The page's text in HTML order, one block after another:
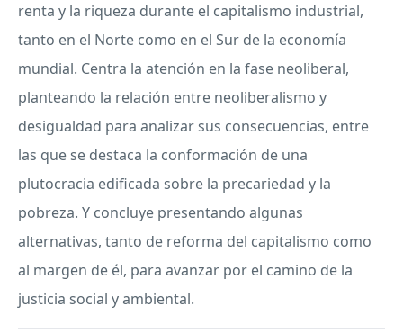
renta y la riqueza durante el capitalismo industrial,
tanto en el Norte como en el Sur de la economía
mundial. Centra la atención en la fase neoliberal,
planteando la relación entre neoliberalismo y
desigualdad para analizar sus consecuencias, entre
las que se destaca la conformación de una
plutocracia edificada sobre la precariedad y la
pobreza. Y concluye presentando algunas
alternativas, tanto de reforma del capitalismo como
al margen de él, para avanzar por el camino de la
justicia social y ambiental.